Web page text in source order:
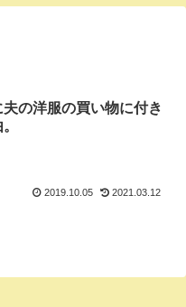
夫の洋服の買い物に付き
2019.10.05 2021.03.12